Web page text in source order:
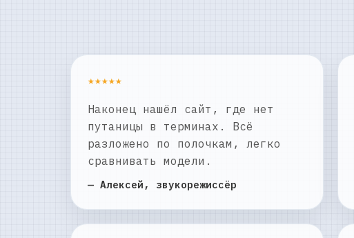
★★★★★
Наконец нашёл сайт, где нет
путаницы в терминах. Всё
разложено по полочкам, легко
сравнивать модели.
— Алексей, звукорежиссёр